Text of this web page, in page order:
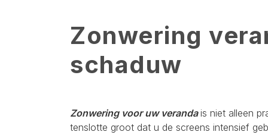
Zonwering
schaduw
Zonwering voor uw verandais niet alleen
tenslotte groot dat u de screens intensief